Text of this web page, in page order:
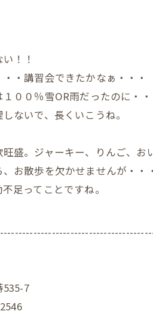
！！
・講習会できたかなぁ・・・
００％雪OR雨だったのに・・
ないで、長くいこうね。
盛。ジャーキー、りんご、お
お散歩を欠かせませんが・・
足ってことですね。
535-7